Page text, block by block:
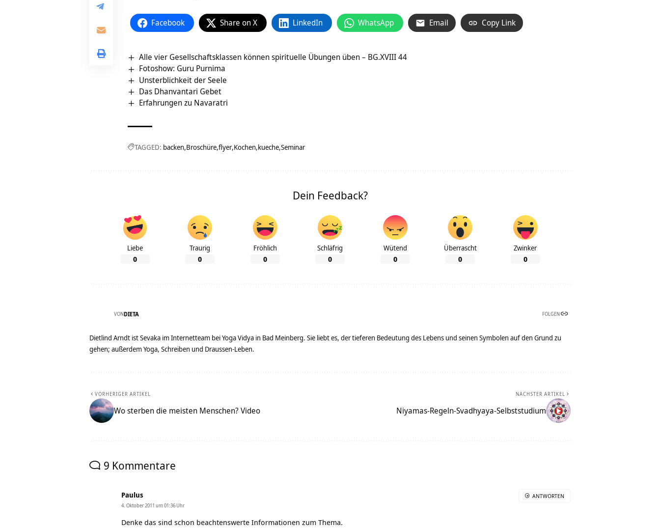
Facebook Share on X LinkedIn WhatsApp Email Copy Link
Alle vier Gesellschaftsklassen können spirituelle Übungen üben – BG.XVIII 44
Fotoshow: Guru Purnima
Unsterblichkeit der Seele
Das Dhanvantari Gebet
Erfahrungen zu Navaratri
TAGGED: backen Broschüre flyer Kochen kueche Seminar
Dein Feedback?
Liebe
0
Traurig
0
Fröhlich
0
Schläfrig
0
Wütend
0
Überrascht
0
Zwinker
0
VONDIETA FOLGEN
Dietlind Arndt ist Sevaka im Internetteam bei Yoga Vidya in Bad Meinberg. Sie liebt es, der tieferen Bedeutung des Lebens und seinen Symbolen auf den Grund zu
gehen; außerdem Yoga, Schreiben und Draussen-Leben.
VORHERIGER ARTIKEL
Wo sterben die meisten Menschen? Video
NÄCHSTER ARTIKEL
Niyamas-Regeln-Svadhyaya-Selbststudium
9 Kommentare
Paulus
4. Oktober 2011 um 01:36 Uhr
Denke das sind schon beachtenswerte Informationen zum Thema.
ANTWORTEN